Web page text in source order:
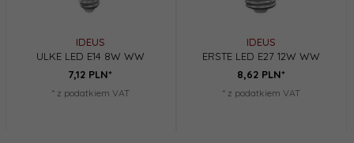
IDEUS
ULKE LED E14 8W WW
7,12 PLN*
* z podatkiem VAT
IDEUS
ERSTE LED E27 12W WW
8,62 PLN*
* z podatkiem VAT